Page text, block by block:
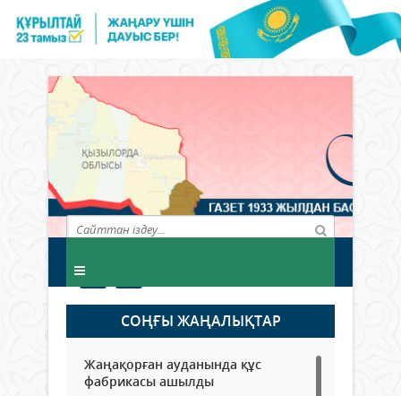
СОҢҒЫ ЖАҢАЛЫҚТАР
Жаңақорған ауданында құс
фабрикасы ашылды